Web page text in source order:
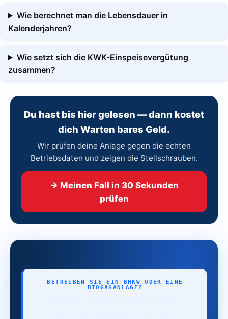
Wie berechnet man die Lebensdauer in
Kalenderjahren?
Wie setzt sich die KWK-Einspeisevergütung
zusammen?
Du hast bis hier gelesen — dann kostet
dich Warten bares Geld.
Wir prüfen deine Anlage gegen die echten
Betriebsdaten und zeigen die Stellschrauben.
→ Meinen Fall in 30 Sekunden
prüfen
BETREIBEN SIE EIN BHKW ODER EINE
BIOGASANLAGE?